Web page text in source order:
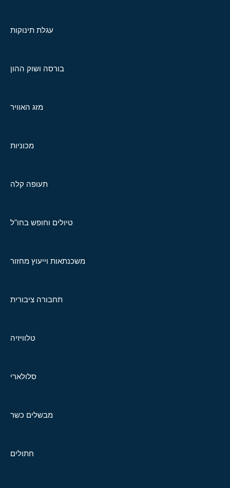
עגלת תינוקות
בורסה ושוק ההון
מזג האוויר
מכוניות
תעופה קלה
טיולים וחופש בחו"ל
משכנתאות וייעוץ מחזור
תחבורה ציבורית
טלוויזיה
סלולארי
מבשלים כשר
חתולים